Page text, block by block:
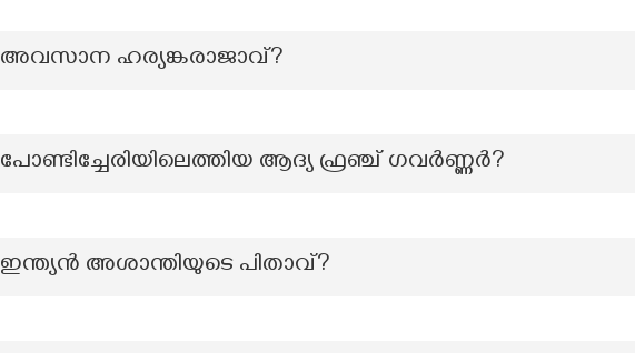
അവസാന ഹര്യങ്കരാജാവ്?
പോണ്ടിച്ചേരിയിലെത്തിയ ആദ്യ ഫ്രഞ്ച് ഗവർണ്ണർ?
ഇന്ത്യന്‍ അശാന്തിയുടെ പിതാവ്?